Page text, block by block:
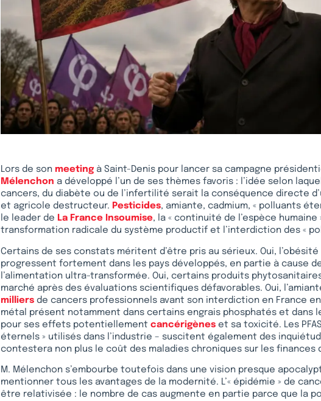
Lors de son meeting à Saint-Denis pour lancer sa campagne
Mélenchon a développé l’un de ses thèmes favoris : l’idée selon
cancers, du diabète ou de l’infertilité serait la conséquence directe
et agricole destructeur. Pesticides, amiante, cadmium, « polluants
le leader de La France Insoumise, la « continuité de l’espèce humaine
transformation radicale du système productif et l’interdiction des «
Certains de ses constats méritent d’être pris au sérieux. Oui,
progressent fortement dans les pays développés, en partie à cause
l’alimentation ultra-transformée. Oui, certains produits
marché après des évaluations scientifiques défavorables. Oui,
milliers de cancers professionnels avant son interdiction en France en
métal présent notamment dans certains engrais phosphatés et dans
pour ses effets potentiellement cancérigènes et sa toxicité. Les
éternels » utilisés dans l’industrie – suscitent également des
contestera non plus le coût des maladies chroniques sur les finances
M. Mélenchon s’embourbe toutefois dans une vision presque
mentionner tous les avantages de la modernité. L’« épidémie » de
être relativisée : le nombre de cas augmente en partie parce que la